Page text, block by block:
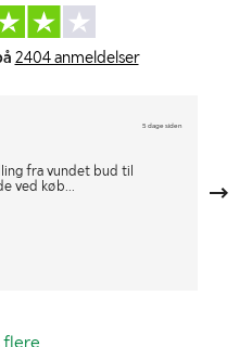
2404 anmeldelser
5 dage siden
fra vundet bud til
ved køb...
flere